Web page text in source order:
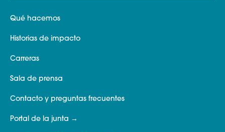
Qué hacemos
Historias de impacto
Carreras
Sala de prensa
Contacto y preguntas frecuentes
Portal de la junta